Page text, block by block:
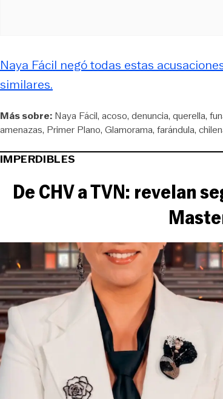
Naya Fácil negó todas estas
similares.
Más sobre: Naya Fácil acoso denuncia querella
amenazas Primer Plano Glamorama farándula
IMPERDIBLES
De CHV a TVN: revelan